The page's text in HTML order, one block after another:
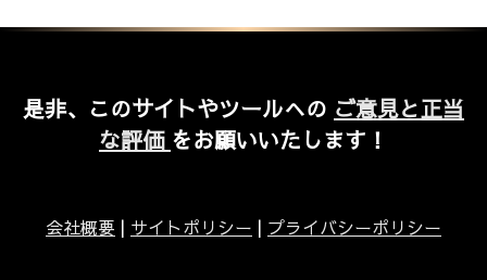
是非、このサイトやツールへの ご意見と正当
な評価 をお願いいたします！
会社概要 | サイトポリシー | プライバシーポリシー